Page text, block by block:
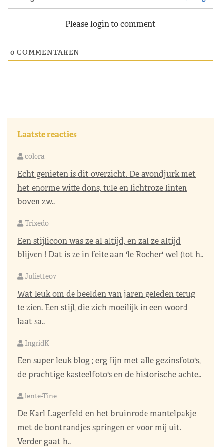
Please login to comment
0 COMMENTAREN
Laatste reacties
colora
Echt genieten is dit overzicht. De avondjurk met
het enorme witte dons, tule en lichtroze linten
boven zw..
Trixedo
Een stijlicoon was ze al altijd, en zal ze altijd
blijven ! Dat is ze in feite aan 'le Rocher' wel (tot h..
Juliette07
Wat leuk om de beelden van jaren geleden terug
te zien. Een stijl, die zich moeilijk in een woord
laat sa..
IngridK
Een super leuk blog ; erg fijn met alle gezinsfoto's,
de prachtige kasteelfoto's en de historische achte..
lente-Tine
De Karl Lagerfeld en het bruinrode mantelpakje
met de bontrandjes springen er voor mij uit.
Verder gaat h..